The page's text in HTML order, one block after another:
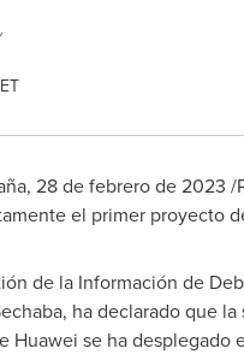
, 28 de febrero de 2023 /
el primer proyecto
de la Información de
ha declarado que
Huawei se ha desplegado